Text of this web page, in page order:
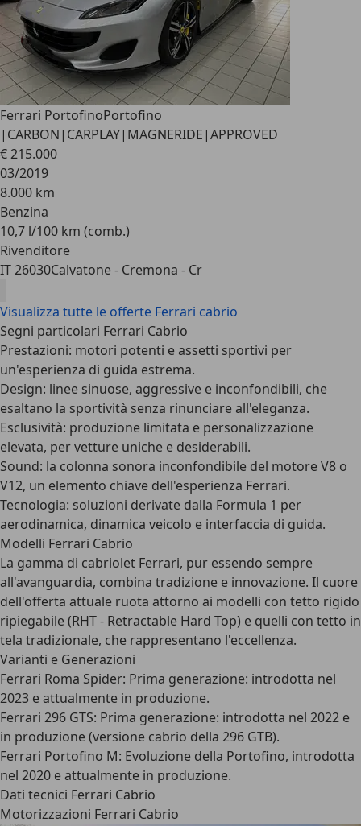
Ferrari PortofinoPortofino
|CARBON|CARPLAY|MAGNERIDE|APPROVED
€ 215.000
03/2019
8.000 km
Benzina
10,7 l/100 km (comb.)
Rivenditore
IT 26030Calvatone - Cremona - Cr
Visualizza tutte le offerte Ferrari cabrio
Segni particolari Ferrari Cabrio
Prestazioni: motori potenti e assetti sportivi per
un'esperienza di guida estrema.
Design: linee sinuose, aggressive e inconfondibili, che
esaltano la sportività senza rinunciare all'eleganza.
Esclusività: produzione limitata e personalizzazione
elevata, per vetture uniche e desiderabili.
Sound: la colonna sonora inconfondibile del motore V8 o
V12, un elemento chiave dell'esperienza Ferrari.
Tecnologia: soluzioni derivate dalla Formula 1 per
aerodinamica, dinamica veicolo e interfaccia di guida.
Modelli Ferrari Cabrio
La gamma di cabriolet Ferrari, pur essendo sempre
all'avanguardia, combina tradizione e innovazione. Il cuore
dell'offerta attuale ruota attorno ai modelli con tetto rigido
ripiegabile (RHT - Retractable Hard Top) e quelli con tetto in
tela tradizionale, che rappresentano l'eccellenza.
Varianti e Generazioni
Ferrari Roma Spider: Prima generazione: introdotta nel
2023 e attualmente in produzione.
Ferrari 296 GTS: Prima generazione: introdotta nel 2022 e
in produzione (versione cabrio della 296 GTB).
Ferrari Portofino M: Evoluzione della Portofino, introdotta
nel 2020 e attualmente in produzione.
Dati tecnici Ferrari Cabrio
Motorizzazioni Ferrari Cabrio